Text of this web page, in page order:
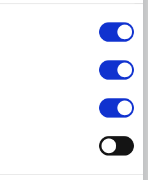
in
Tweede Kamerlid
en beleidsmedewerker